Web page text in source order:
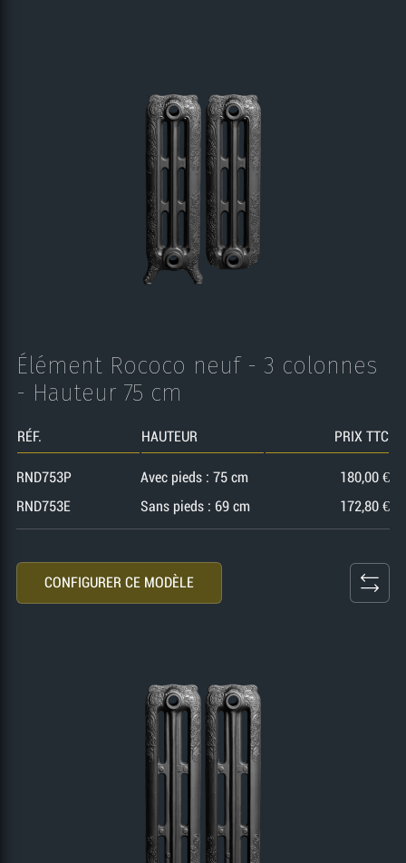
Élément Rococo neuf - 3 colonnes
- Hauteur 75 cm
RÉF. HAUTEUR PRIX TTC
RND753P
RND753E
Avec pieds : 75 cm
Sans pieds : 69 cm
180,00 €
172,80 €
CONFIGURER CE MODÈLE